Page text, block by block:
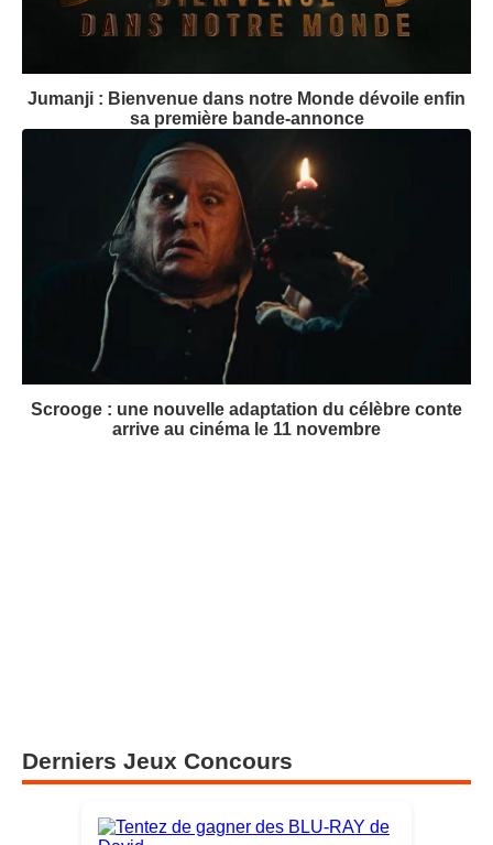
Jumanji : Bienvenue dans notre Monde dévoile enfin
sa première bande-annonce
Scrooge : une nouvelle adaptation du célèbre conte
arrive au cinéma le 11 novembre
Derniers Jeux Concours